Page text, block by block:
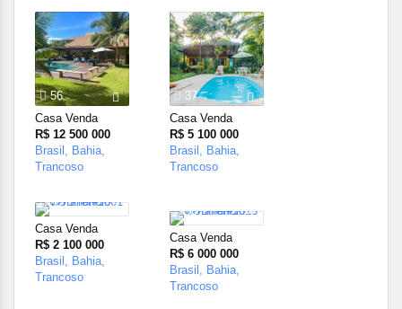
56
Casa Venda
R$ 12 500 000
Brasil, Bahia,
Trancoso
37
Casa Venda
R$ 5 100 000
Brasil, Bahia,
Trancoso
23
Casa Venda
R$ 2 100 000
Brasil, Bahia,
Trancoso
38
Casa Venda
R$ 6 000 000
Brasil, Bahia,
Trancoso